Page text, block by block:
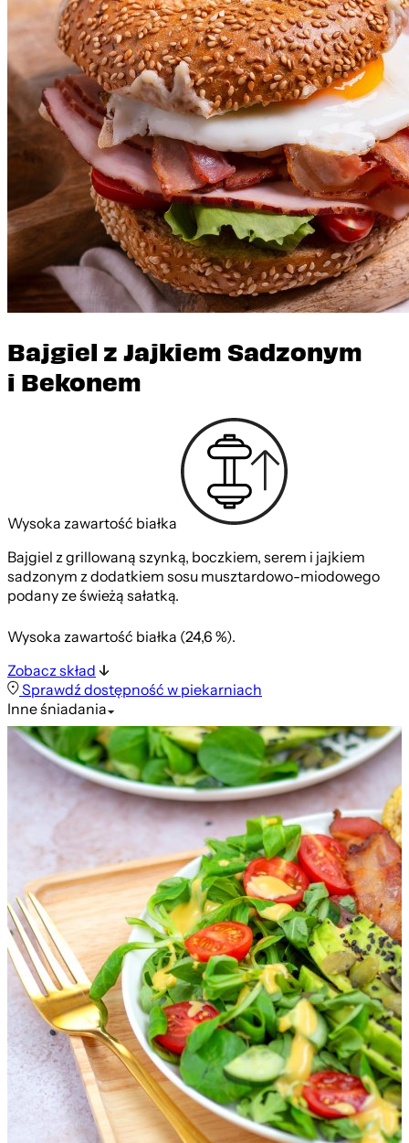
Bajgiel z Jajkiem Sadzonym
i Bekonem
Wysoka zawartość białka
Bajgiel z grillowaną szynką, boczkiem, serem i jajkiem
sadzonym z dodatkiem sosu musztardowo-miodowego
podany ze świeżą sałatką.
Wysoka zawartość białka (24,6 %).
Zobacz skład
Sprawdź dostępność w piekarniach
Inneśniadania